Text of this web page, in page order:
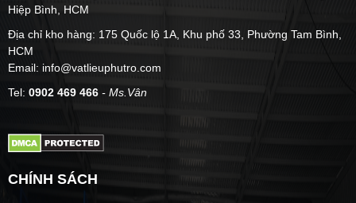
Hiệp Bình, HCM
Địa chỉ kho hàng: 175 Quốc lộ 1A, Khu phố 33, Phường Tam Bình,
HCM
Email: info@vatlieuphutro.com
Tel: 0902 469 466 - Ms.Vân
CHÍNH SÁCH